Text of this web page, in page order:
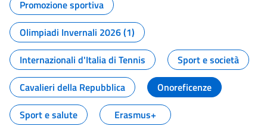
Promozione sportiva
Olimpiadi Invernali 2026 (1)
Internazionali d'Italia di Tennis
Sport e società
Cavalieri della Repubblica
Onoreficenze
Sport e salute
Erasmus+